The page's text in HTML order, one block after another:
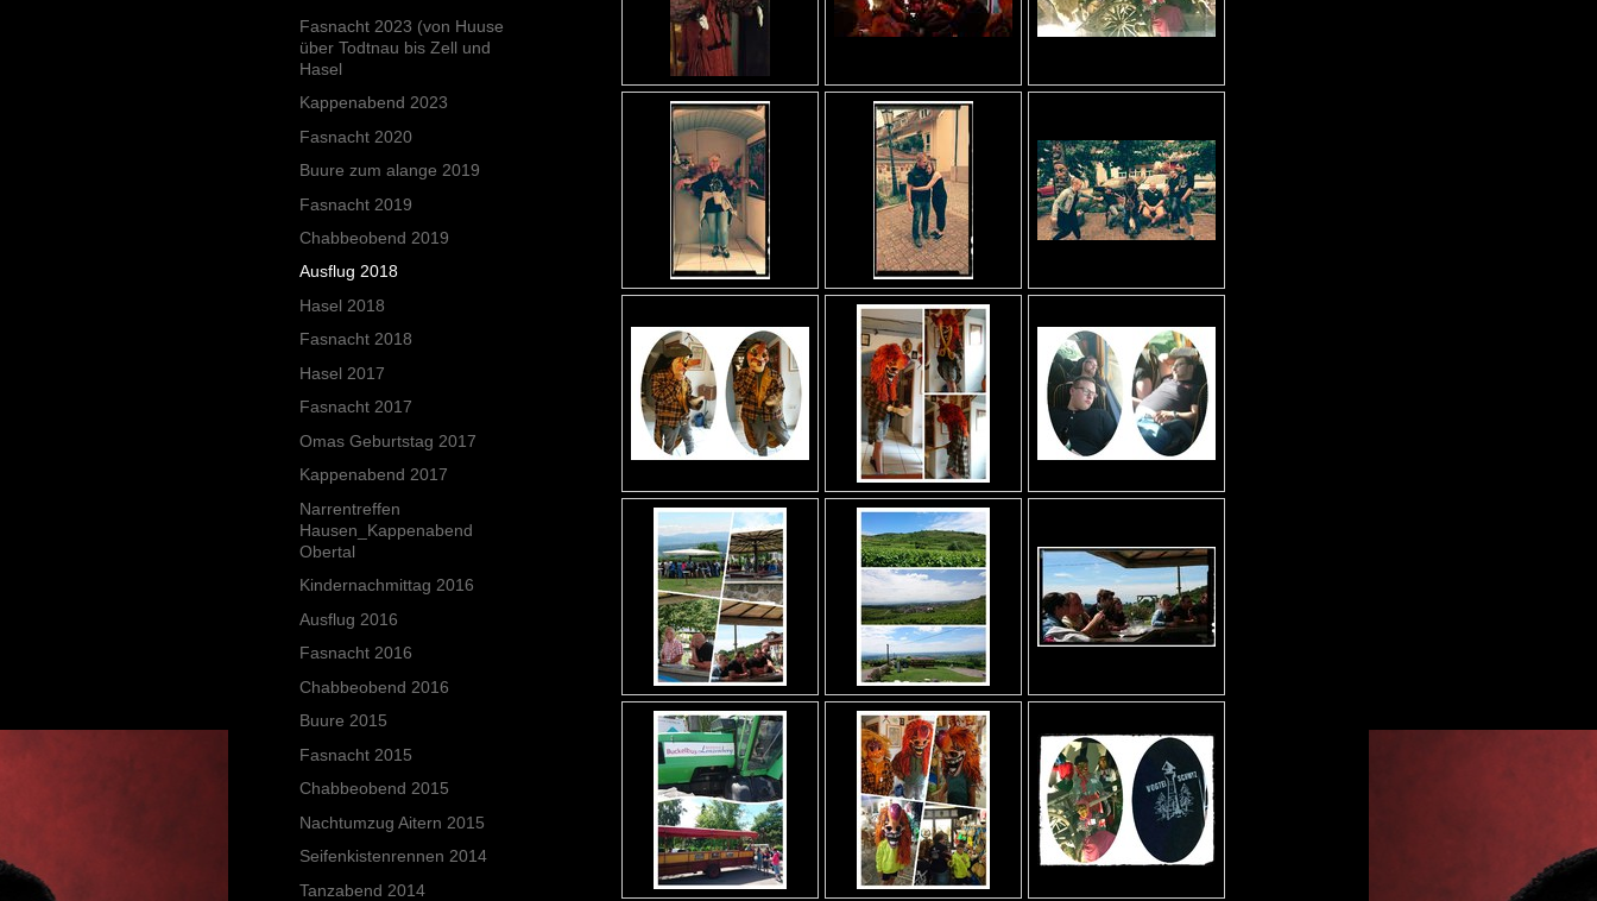
Fasnacht 2023 (von Huuse
über Todtnau bis Zell und
Hasel
Kappenabend 2023
Fasnacht 2020
Buure zum alange 2019
Fasnacht 2019
Chabbeobend 2019
Ausflug 2018
Hasel 2018
Fasnacht 2018
Hasel 2017
Fasnacht 2017
Omas Geburtstag 2017
Kappenabend 2017
Narrentreffen
Hausen_Kappenabend
Obertal
Kindernachmittag 2016
Ausflug 2016
Fasnacht 2016
Chabbeobend 2016
Buure 2015
Fasnacht 2015
Chabbeobend 2015
Nachtumzug Aitern 2015
Seifenkistenrennen 2014
Tanzabend 2014